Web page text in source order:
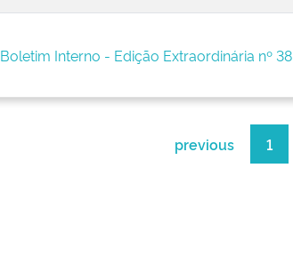
Boletim Interno - Edição Extraordinária nº 38
previous 1